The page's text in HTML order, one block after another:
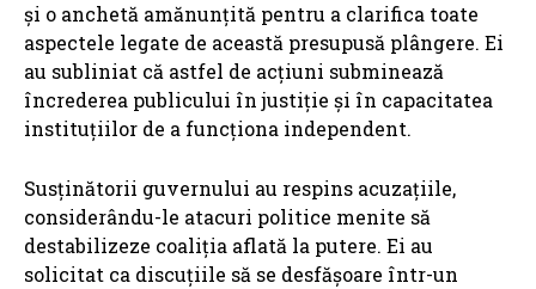
și o anchetă amănunțită pentru a clarifica toate
aspectele legate de această presupusă plângere. Ei
au subliniat că astfel de acțiuni subminează
încrederea publicului în justiție și în capacitatea
instituțiilor de a funcționa independent.
Susținătorii guvernului au respins acuzațiile,
considerându-le atacuri politice menite să
destabilizeze coaliția aflată la putere. Ei au
solicitat ca discuțiile să se desfășoare într-un